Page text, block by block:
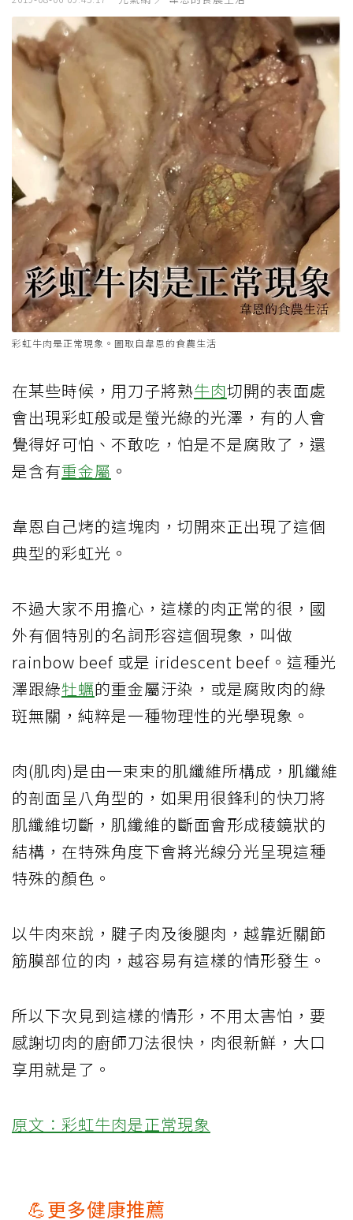
彩虹牛肉是正常現象。圖取自韋恩的食農生活
在某些時候，用刀子將熟牛肉切開的表面處
會出現彩虹般或是螢光綠的光澤，有的人會
覺得好可怕、不敢吃，怕是不是腐敗了，還
是含有重金屬 。
韋恩自己烤的這塊肉，切開來正出現了這個
典型的彩虹光。
不過大家不用擔心，這樣的肉正常的很，國
外有個特別的名詞形容這個現象，叫做
rainbow beef 或是 iridescent beef。這種光
澤跟綠牡蠣的重金屬汙染，或是腐敗肉的綠
斑無關，純粹是一種物理性的光學現象。
肉(肌肉)是由一束束的肌纖維所構成，肌纖維
的剖面呈八角型的，如果用很鋒利的快刀將
肌纖維切斷，肌纖維的斷面會形成稜鏡狀的
結構，在特殊角度下會將光線分光呈現這種
特殊的顏色。
以牛肉來說，腱子肉及後腿肉，越靠近關節
筋膜部位的肉，越容易有這樣的情形發生。
所以下次見到這樣的情形，不用太害怕，要
感謝切肉的廚師刀法很快，肉很新鮮，大口
享用就是了。
原文：彩虹牛肉是正常現象
💪更多健康推薦